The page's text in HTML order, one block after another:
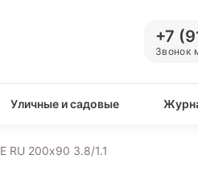
+7
Звонок
Уличные и садовые
RU 200х90 3.8/1.1